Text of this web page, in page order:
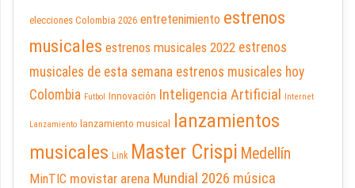
elecciones Colombia 2026 entretenimiento estrenos
musicales estrenos musicales 2022 estrenos
musicales de esta semana estrenos musicales hoy
Colombia Futbol Innovación Inteligencia Artificial Internet
Lanzamiento lanzamiento musical
lanzamientos
musicales Link Master Crispi Medellín
MinTIC movistar arena Mundial 2026 música